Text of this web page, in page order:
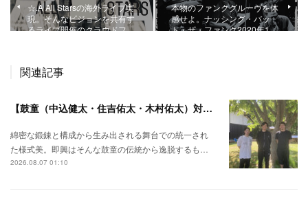
☆.A All Starsの海外ライブ実
現。そんなビジョンを共有す
るライブ開催のクラウドフ…
本物のファンクグルーヴを体
感せよ。ナッシング・バッ
ト・ザ・ファンク2020年1…
関連記事
【鼓童（中込健太・住吉佑太・木村佑太）対談】即興で得られる新たな感覚。
綿密な鍛錬と構成から生み出される舞台での統一され
た様式美。即興はそんな鼓童の伝統から逸脱するも…
2026.08.07 01:10